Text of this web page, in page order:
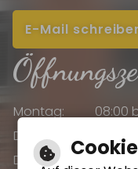
E-Mail
Montag:
08:00
Dienstag:
08:00
Donnerstag:
08:00